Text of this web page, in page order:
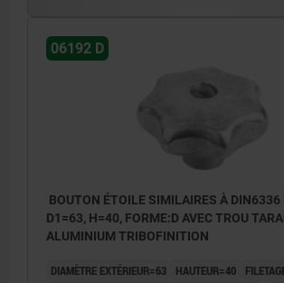
06192 D
BOUTON ÉTOILE SIMILAIRES À DIN6336
D1=63, H=40, FORME:D AVEC TROU
ALUMINIUM TRIBOFINITION
DIAMÈTRE EXTÉRIEUR=63 HAUTEUR=40